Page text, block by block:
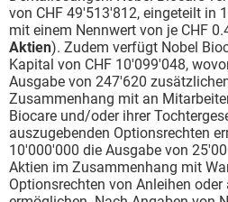
von CHF 49'513'812, eingeteilt in
mit einem Nennwert von je CHF
Aktien). Zudem verfügt Nobel
Kapital von CHF 10'099'048,
Ausgabe von 247'620
Zusammenhang mit an
Biocare und/oder ihrer
auszugebenden Optionsrechten
10'000'000 die Ausgabe von
Aktien im Zusammenhang mit
Optionsrechten von Anleihen